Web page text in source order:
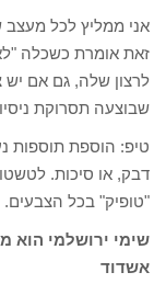
אני ממליץ לכל
זאת אומרת כשכלה
לרצון שלה, גם אם יש
שבוצעה תסרוקת
טיפ: הוספת תוספות
דבק, או סיכות.
"טופיק" בכל הצבעים.
שימי ירושלמי הוא
אשדוד